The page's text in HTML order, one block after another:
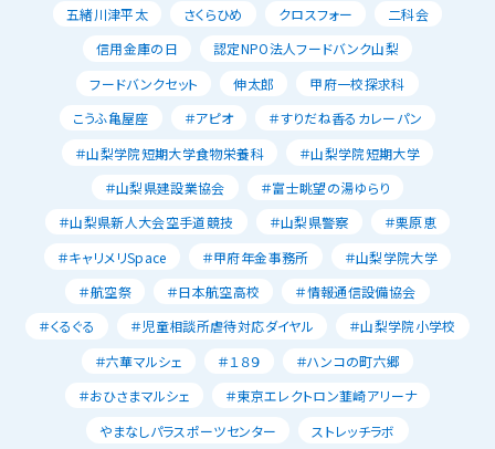
五緒川津平太
さくらひめ クロスフォー
二科会
信用金庫の日
認定NPO法人フードバンク山梨
フードバンクセット
伸太郎
甲府一校探求科
こうふ亀屋座
＃アピオ
＃すりだね香るカレーパン
＃山梨学院短期大学食物栄養科
＃山梨学院短期大学
＃山梨県建設業協会
＃富士眺望の湯ゆらり
＃山梨県新人大会空手道競技
＃山梨県警察
＃栗原恵
＃キャリメリSpace
＃甲府年金事務所
＃山梨学院大学
＃航空祭
＃日本航空高校
＃情報通信設備協会
＃くるぐる
＃児童相談所虐待対応ダイヤル
＃山梨学院小学校
＃六華マルシェ
＃１８９
＃ハンコの町六郷
＃おひさまマルシェ
＃東京エレクトロン韮崎アリーナ
やまなしパラスポーツセンター
ストレッチラボ